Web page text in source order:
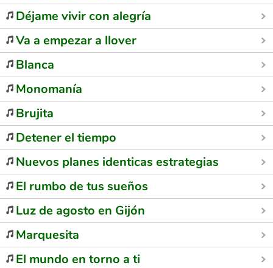
Déjame vivir con alegría
Va a empezar a llover
Blanca
Monomanía
Brujita
Detener el tiempo
Nuevos planes identicas estrategias
El rumbo de tus sueños
Luz de agosto en Gijón
Marquesita
El mundo en torno a ti